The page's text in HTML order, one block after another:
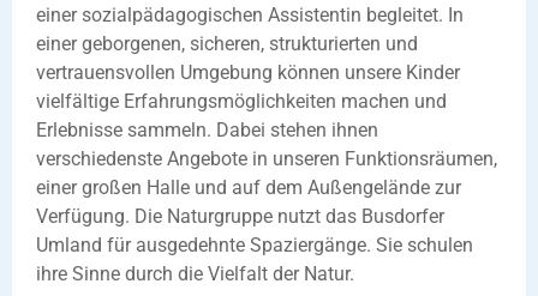
einer sozialpädagogischen Assistentin begleitet. In
einer geborgenen, sicheren, strukturierten und
vertrauensvollen Umgebung können unsere Kinder
vielfältige Erfahrungsmöglichkeiten machen und
Erlebnisse sammeln. Dabei stehen ihnen
verschiedenste Angebote in unseren Funktionsräumen,
einer großen Halle und auf dem Außengelände zur
Verfügung. Die Naturgruppe nutzt das Busdorfer
Umland für ausgedehnte Spaziergänge. Sie schulen
ihre Sinne durch die Vielfalt der Natur.